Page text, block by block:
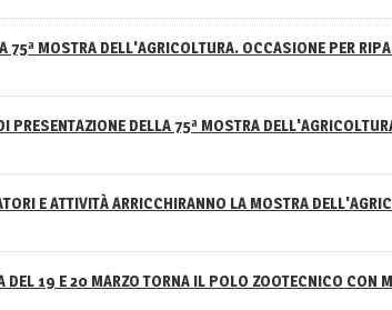
MOSTRA DELL'AGRICOLTURA. OCCASIONE PER
PRESENTAZIONE DELLA 75ª MOSTRA
E ATTIVITÀ ARRICCHIRANNO LA MOSTRA
DEL 19 E 20 MARZO TORNA IL POLO ZOOTECNICO CON